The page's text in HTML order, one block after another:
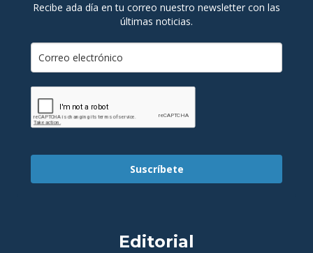
Recibe ada día en tu correo nuestro newsletter con las
últimas noticias.
Suscríbete
Editorial